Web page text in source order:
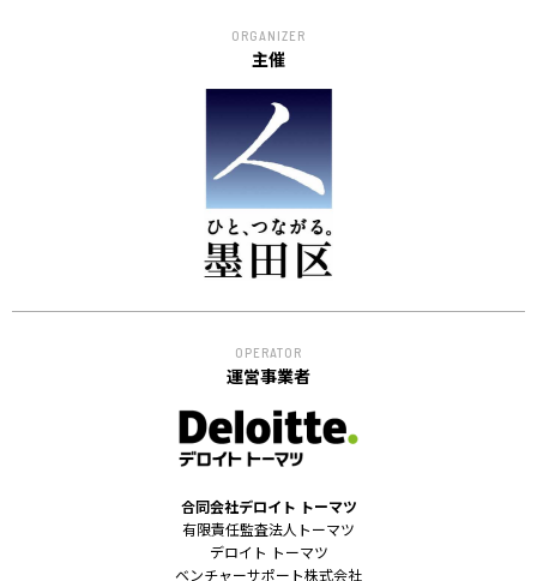
SERVICE
PROGRAM
機能・プログラム
ACCELERATION
PROGRAM
アクセラレーション
プログラム
会員
メンター
EVENT
イベント
ORGANIZER
主催
OPERATOR
運営事業者
合同会社デロイト トーマツ
有限責任監査法人トーマツ
デロイト トーマツ
ベンチャーサポート株式会社